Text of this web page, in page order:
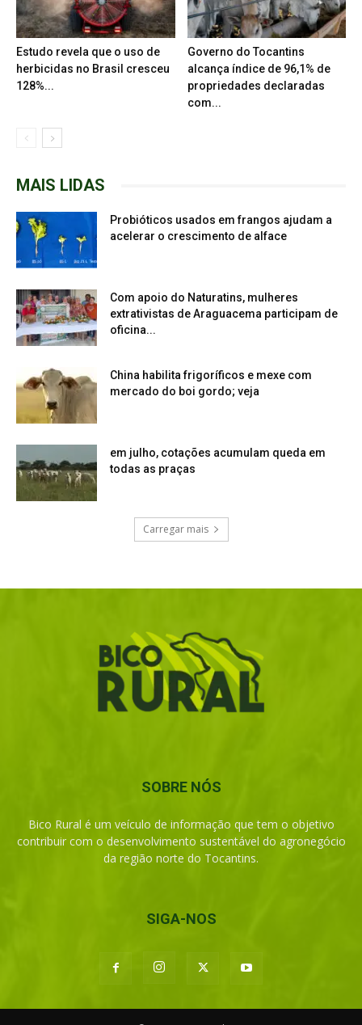
Estudo revela que o uso de
herbicidas no Brasil cresceu
128%...
Governo do Tocantins
alcança índice de 96,1% de
propriedades declaradas
com...
MAIS LIDAS
Probióticos usados em frangos ajudam a
acelerar o crescimento de alface
Com apoio do Naturatins, mulheres
extrativistas de Araguacema participam de
oficina...
China habilita frigoríficos e mexe com
mercado do boi gordo; veja
em julho, cotações acumulam queda em
todas as praças
Carregar mais
SOBRE NÓS
Bico Rural é um veículo de informação que tem o objetivo
contribuir com o desenvolvimento sustentável do agronegócio
da região norte do Tocantins.
SIGA-NOS